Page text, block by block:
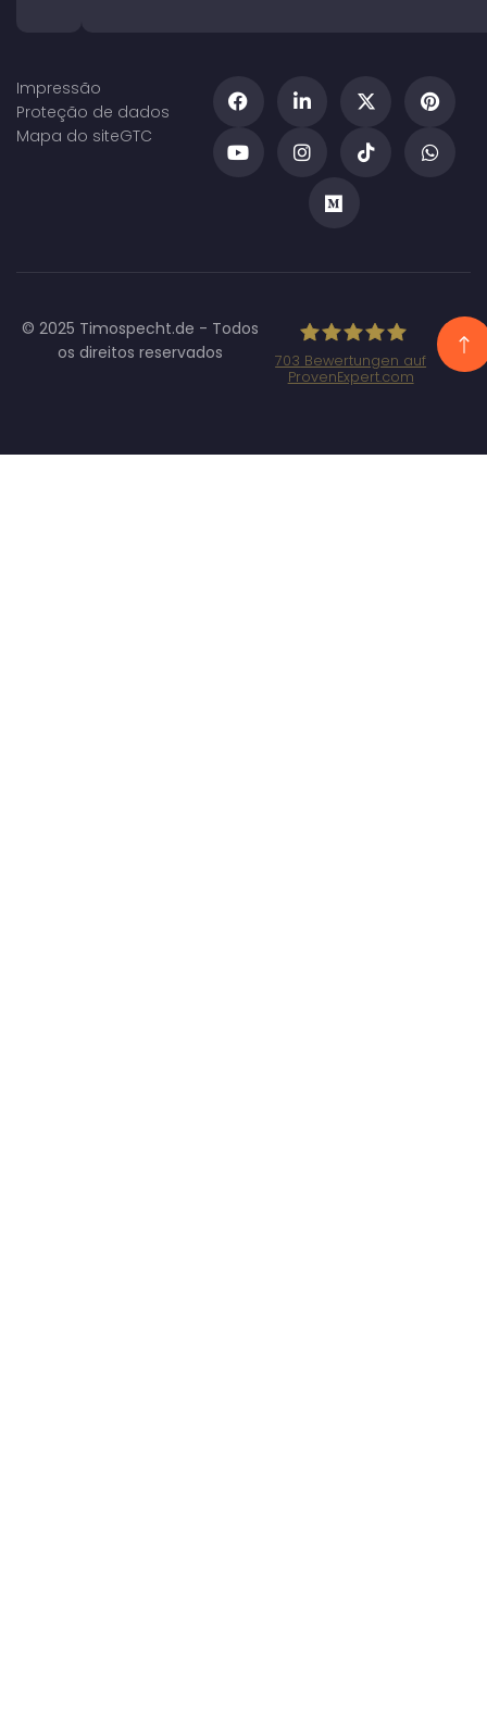
Impressão
Proteção de dados
Mapa do siteGTC
© 2025 Timospecht.de - Todos
os direitos reservados
Marketing GmbH
703 Bewertungen auf
ProvenExpert.com